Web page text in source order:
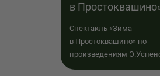
в
Спектакль «Зима
в Простоквашино» по
произведениям